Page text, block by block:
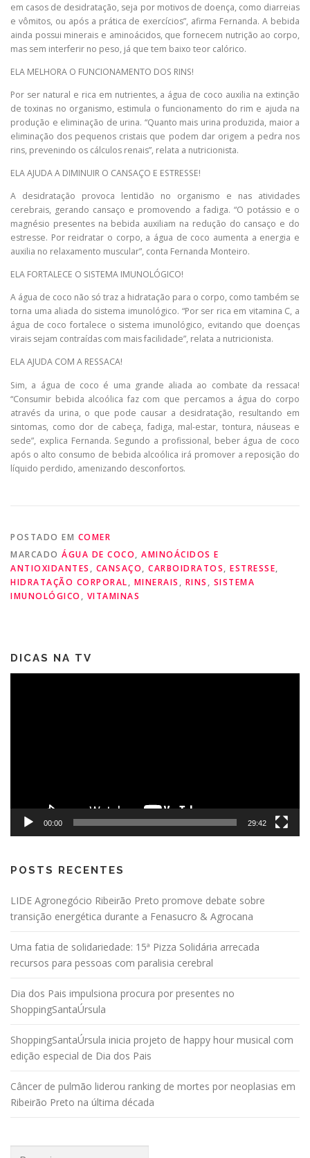
em casos de desidratação, seja por motivos de doença, como diarreias
e vômitos, ou após a prática de exercícios”, afirma Fernanda. A bebida
ainda possui minerais e aminoácidos, que fornecem nutrição ao corpo,
mas sem interferir no peso, já que tem baixo teor calórico.
ELA MELHORA O FUNCIONAMENTO DOS RINS!
Por ser natural e rica em nutrientes, a água de coco auxilia na extinção
de toxinas no organismo, estimula o funcionamento do rim e ajuda na
produção e eliminação de urina. “Quanto mais urina produzida, maior a
eliminação dos pequenos cristais que podem dar origem a pedra nos
rins, prevenindo os cálculos renais”, relata a nutricionista.
ELA AJUDA A DIMINUIR O CANSAÇO E ESTRESSE!
A desidratação provoca lentidão no organismo e nas atividades
cerebrais, gerando cansaço e promovendo a fadiga. “O potássio e o
magnésio presentes na bebida auxiliam na redução do cansaço e do
estresse. Por reidratar o corpo, a água de coco aumenta a energia e
auxilia no relaxamento muscular”, conta Fernanda Monteiro.
ELA FORTALECE O SISTEMA IMUNOLÓGICO!
A água de coco não só traz a hidratação para o corpo, como também se
torna uma aliada do sistema imunológico. “Por ser rica em vitamina C, a
água de coco fortalece o sistema imunológico, evitando que doenças
virais sejam contraídas com mais facilidade”, relata a nutricionista.
ELA AJUDA COM A RESSACA!
Sim, a água de coco é uma grande aliada ao combate da ressaca!
“Consumir bebida alcoólica faz com que percamos a água do corpo
através da urina, o que pode causar a desidratação, resultando em
sintomas, como dor de cabeça, fadiga, mal-estar, tontura, náuseas e
sede”, explica Fernanda. Segundo a profissional, beber água de coco
após o alto consumo de bebida alcoólica irá promover a reposição do
líquido perdido, amenizando desconfortos.
POSTADO EM COMER
MARCADO ÁGUA DE COCO, AMINOÁCIDOS E
ANTIOXIDANTES , CANSAÇO, CARBOIDRATOS, ESTRESSE,
HIDRATAÇÃO CORPORAL, MINERAIS , RINS , SISTEMA
IMUNOLÓGICO , VITAMINAS
DICAS NA TV
00:00 29:42
POSTS RECENTES
LIDE Agronegócio Ribeirão Preto promove debate sobre
transição energética durante a Fenasucro & Agrocana
Uma fatia de solidariedade: 15ª Pizza Solidária arrecada
recursos para pessoas com paralisia cerebral
Dia dos Pais impulsiona procura por presentes no
ShoppingSantaÚrsula
ShoppingSantaÚrsula inicia projeto de happy hour musical com
edição especial de Dia dos Pais
Câncer de pulmão liderou ranking de mortes por neoplasias em
Ribeirão Preto na última década